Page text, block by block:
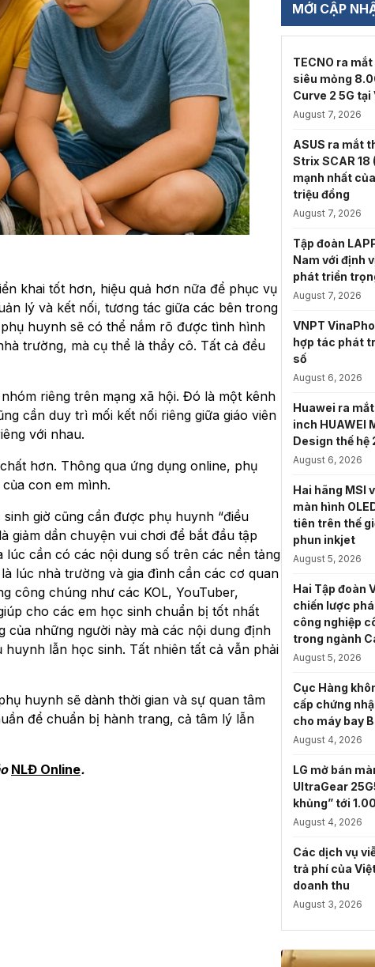
khai tốt hơn, hiệu quả hơn nữa để phục vụ
lý và kết nối, tương tác giữa các bên trong
huynh sẽ có thể nắm rõ được tình hình
trường, mà cụ thể là thầy cô. Tất cả đều
riêng trên mạng xã hội. Đó là một kênh
cần duy trì mối kết nối riêng giữa giáo viên
với nhau.
hơn. Thông qua ứng dụng online, phụ
con em mình.
giờ cũng cần được phụ huynh “điều
giảm dần chuyện vui chơi để bắt đầu tập
cần có các nội dung số trên các nền tảng
lúc nhà trường và gia đình cần các cơ quan
công chúng như các KOL, YouTuber,
cho các em học sinh chuẩn bị tốt nhất
những người này mà các nội dung định
lẫn học sinh. Tất nhiên tất cả vẫn phải
huynh sẽ dành thời gian và sự quan tâm
để chuẩn bị hành trang, cả tâm lý lẫn
NLĐ Online.
MỚI CẬP
TECNO ra
siêu mỏng
Curve 2 5G tại
August 7, 2026
ASUS ra mắt
Strix SCAR
mạnh nhất
triệu đồng
August 7, 2026
Tập đoàn
Nam với định
phát triển
August 7, 2026
VNPT
hợp tác phát
số
August 6, 2026
Huawei ra
inch HUAWEI
Design thế hệ
August 6, 2026
Hai hãng MSI
màn hình
tiên trên thế
phun inkjet
August 5, 2026
Hai Tập đoàn
chiến lược
công nghiệp
trong ngành
August 5, 2026
Cục Hàng
cấp chứng
cho máy bay
August 4, 2026
LG mở bán
UltraGear
khủng” tới
August 4, 2026
Các dịch vụ
trả phí của
doanh thu
August 3, 2026